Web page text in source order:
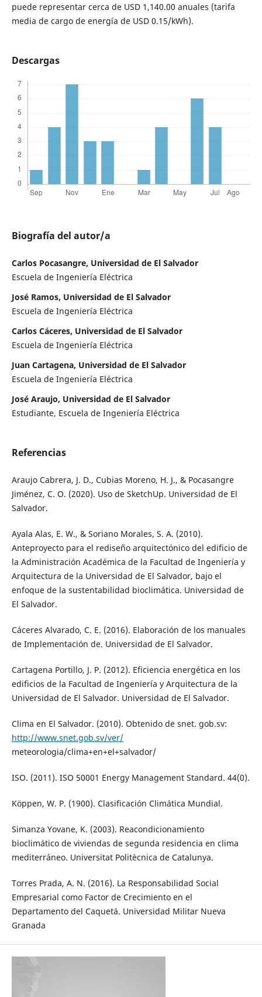
puede representar cerca de USD 1,140.00 anuales (tarifa
media de cargo de energía de USD 0.15/kWh).
Descargas
Biografía del autor/a
Carlos Pocasangre, Universidad de El Salvador
Escuela de Ingeniería Eléctrica
José Ramos, Universidad de El Salvador
Escuela de Ingeniería Eléctrica
Carlos Cáceres, Universidad de El Salvador
Escuela de Ingeniería Eléctrica
Juan Cartagena, Universidad de El Salvador
Escuela de Ingeniería Eléctrica
José Araujo, Universidad de El Salvador
Estudiante, Escuela de Ingeniería Eléctrica
Referencias
Araujo Cabrera, J. D., Cubias Moreno, H. J., & Pocasangre
Jiménez, C. O. (2020). Uso de SketchUp. Universidad de El
Salvador.
Ayala Alas, E. W., & Soriano Morales, S. A. (2010).
Anteproyecto para el rediseño arquitectónico del edificio de
la Administración Académica de la Facultad de Ingeniería y
Arquitectura de la Universidad de El Salvador, bajo el
enfoque de la sustentabilidad bioclimática. Universidad de
El Salvador.
Cáceres Alvarado, C. E. (2016). Elaboración de los manuales
de Implementación de. Universidad de El Salvador.
Cartagena Portillo, J. P. (2012). Eficiencia energética en los
edificios de la Facultad de Ingeniería y Arquitectura de la
Universidad de El Salvador. Universidad de El Salvador.
Clima en El Salvador. (2010). Obtenido de snet. gob.sv:
http://www.snet.gob.sv/ver/
meteorologia/clima+en+el+salvador/
ISO. (2011). ISO 50001 Energy Management Standard. 44(0).
Köppen, W. P. (1900). Clasificación Climática Mundial.
Simanza Yovane, K. (2003). Reacondicionamiento
bioclimático de viviendas de segunda residencia en clima
mediterráneo. Universitat Politècnica de Catalunya.
Torres Prada, A. N. (2016). La Responsabilidad Social
Empresarial como Factor de Crecimiento en el
Departamento del Caquetá. Universidad Militar Nueva
Granada